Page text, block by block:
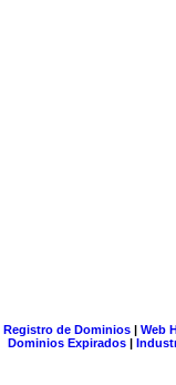
Registro de Dominios| Web
Dominios Expirados |